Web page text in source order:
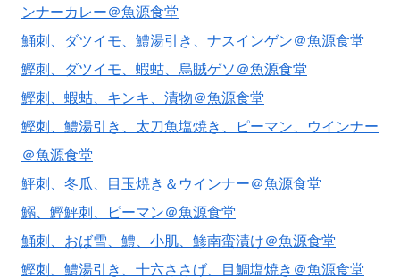
ンナーカレー＠魚源食堂
鯒刺、ダツイモ、鱧湯引き、ナスインゲン＠魚源食堂
鰹刺、ダツイモ、蝦蛄、烏賊ゲソ＠魚源食堂
鰹刺、蝦蛄、キンキ、漬物＠魚源食堂
鰹刺、鱧湯引き、太刀魚塩焼き、ピーマン、ウインナー
＠魚源食堂
鮃刺、冬瓜、目玉焼き＆ウインナー＠魚源食堂
鰯、鰹鮃刺、ピーマン＠魚源食堂
鯒刺、おば雪、鱧、小肌、鯵南蛮漬け＠魚源食堂
鰹刺、鱧湯引き、十六ささげ、目鯛塩焼き＠魚源食堂